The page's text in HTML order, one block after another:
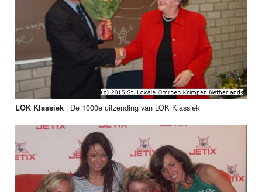
LOK Klassiek | De 1000e uitzending van LOK Klassiek